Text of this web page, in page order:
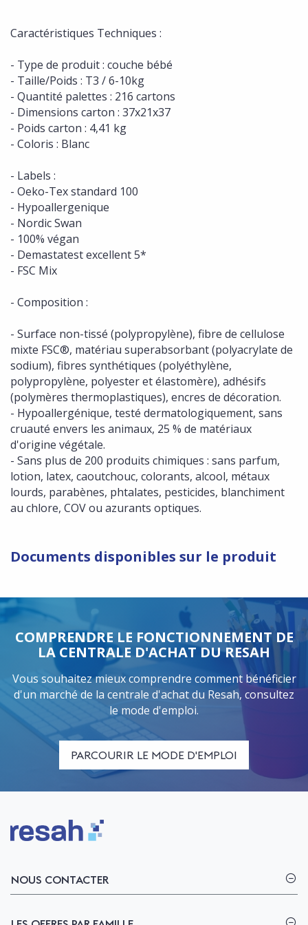
Caractéristiques Techniques :
- Type de produit : couche bébé
- Taille/Poids : T3 / 6-10kg
- Quantité palettes : 216 cartons
- Dimensions carton : 37x21x37
- Poids carton : 4,41 kg
- Coloris : Blanc
- Labels :
- Oeko-Tex standard 100
- Hypoallergenique
- Nordic Swan
- 100% végan
- Demastatest excellent 5*
- FSC Mix
- Composition :
- Surface non-tissé (polypropylène), fibre de cellulose
mixte FSC®, matériau superabsorbant (polyacrylate de
sodium), fibres synthétiques (polyéthylène,
polypropylène, polyester et élastomère), adhésifs
(polymères thermoplastiques), encres de décoration.
- Hypoallergénique, testé dermatologiquement, sans
cruauté envers les animaux, 25 % de matériaux
d'origine végétale.
- Sans plus de 200 produits chimiques : sans parfum,
lotion, latex, caoutchouc, colorants, alcool, métaux
lourds, parabènes, phtalates, pesticides, blanchiment
au chlore, COV ou azurants optiques.
Documents disponibles sur le produit
COMPRENDRE LE FONCTIONNEMENT DE
LA CENTRALE D'ACHAT DU RESAH
Vous souhaitez mieux comprendre comment bénéficier
d'un marché de la centrale d'achat du Resah, consultez
le mode d'emploi.
PARCOURIR LE MODE D'EMPLOI
Logo Resah
NOUS CONTACTER